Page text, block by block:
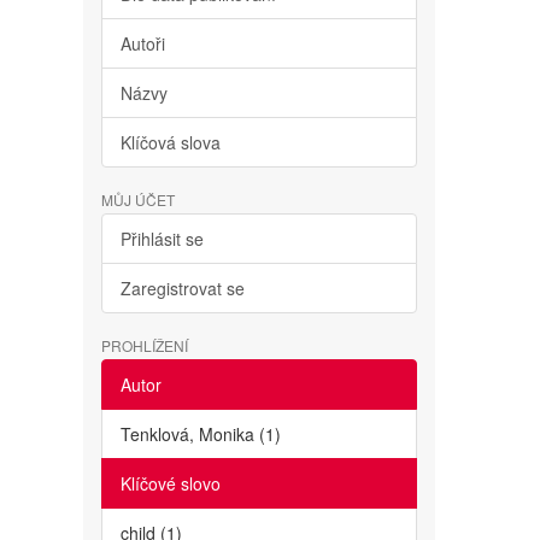
Autoři
Názvy
Klíčová slova
MŮJ ÚČET
Přihlásit se
Zaregistrovat se
PROHLÍŽENÍ
Autor
Tenklová, Monika (1)
Klíčové slovo
child (1)